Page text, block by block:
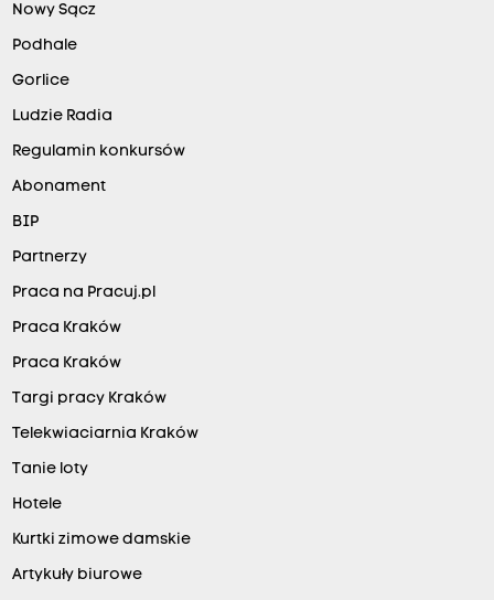
Nowy Sącz
Podhale
Gorlice
Ludzie Radia
Regulamin konkursów
Abonament
BIP
Partnerzy
Praca na Pracuj.pl
Praca Kraków
Praca Kraków
Targi pracy Kraków
Telekwiaciarnia Kraków
Tanie loty
Hotele
Kurtki zimowe damskie
Artykuły biurowe